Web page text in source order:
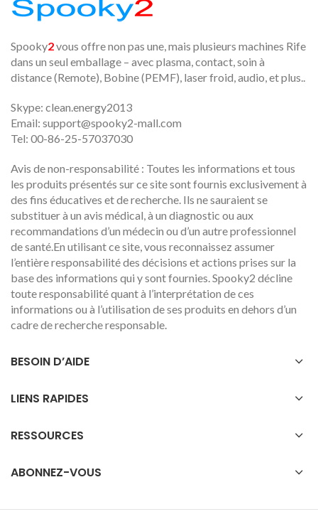
Spooky2vous offre non pas une, mais plusieurs machines Rife
dans un seul emballage – avec plasma, contact, soin à
distance (Remote), Bobine (PEMF), laser froid, audio, et plus..
Skype: clean.energy2013
Email: support@spooky2-mall.com
Tel: 00-86-25-57037030
Avis de non-responsabilité : Toutes les informations et tous
les produits présentés sur ce site sont fournis exclusivement à
des fins éducatives et de recherche. Ils ne sauraient se
substituer à un avis médical, à un diagnostic ou aux
recommandations d’un médecin ou d’un autre professionnel
de santé.En utilisant ce site, vous reconnaissez assumer
l’entière responsabilité des décisions et actions prises sur la
base des informations qui y sont fournies. Spooky2 décline
toute responsabilité quant à l’interprétation de ces
informations ou à l’utilisation de ses produits en dehors d’un
cadre de recherche responsable.
BESOIN D’AIDE
LIENS RAPIDES
RESSOURCES
ABONNEZ-VOUS